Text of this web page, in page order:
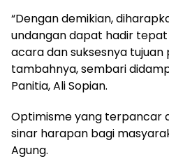
“Dengan demikian,
undangan dapat hadir
acara dan suksesnya tujuan
tambahnya, sembari
Panitia, Ali Sopian.
Optimisme yang terpancar
sinar harapan bagi
Agung.